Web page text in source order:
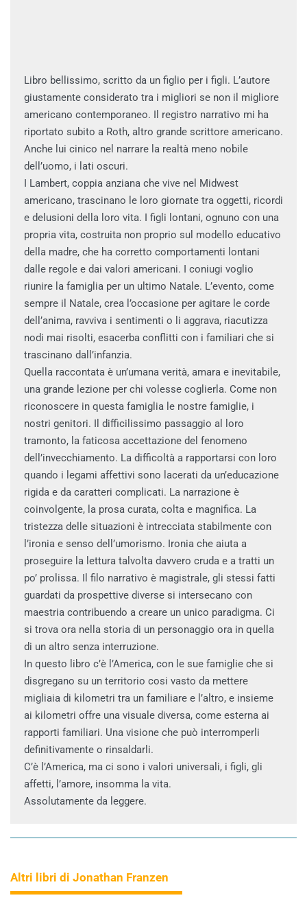
Libro bellissimo, scritto da un figlio per i figli. L’autore
giustamente considerato tra i migliori se non il migliore
americano contemporaneo. Il registro narrativo mi ha
riportato subito a Roth, altro grande scrittore americano.
Anche lui cinico nel narrare la realtà meno nobile
dell’uomo, i lati oscuri.
I Lambert, coppia anziana che vive nel Midwest
americano, trascinano le loro giornate tra oggetti, ricordi
e delusioni della loro vita. I figli lontani, ognuno con una
propria vita, costruita non proprio sul modello educativo
della madre, che ha corretto comportamenti lontani
dalle regole e dai valori americani. I coniugi voglio
riunire la famiglia per un ultimo Natale. L’evento, come
sempre il Natale, crea l’occasione per agitare le corde
dell’anima, ravviva i sentimenti o li aggrava, riacutizza
nodi mai risolti, esacerba conflitti con i familiari che si
trascinano dall’infanzia.
Quella raccontata è un’umana verità, amara e inevitabile,
una grande lezione per chi volesse coglierla. Come non
riconoscere in questa famiglia le nostre famiglie, i
nostri genitori. Il difficilissimo passaggio al loro
tramonto, la faticosa accettazione del fenomeno
dell’invecchiamento. La difficoltà a rapportarsi con loro
quando i legami affettivi sono lacerati da un’educazione
rigida e da caratteri complicati. La narrazione è
coinvolgente, la prosa curata, colta e magnifica. La
tristezza delle situazioni è intrecciata stabilmente con
l’ironia e senso dell’umorismo. Ironia che aiuta a
proseguire la lettura talvolta davvero cruda e a tratti un
po’ prolissa. Il filo narrativo è magistrale, gli stessi fatti
guardati da prospettive diverse si intersecano con
maestria contribuendo a creare un unico paradigma. Ci
si trova ora nella storia di un personaggio ora in quella
di un altro senza interruzione.
In questo libro c’è l’America, con le sue famiglie che si
disgregano su un territorio cosi vasto da mettere
migliaia di kilometri tra un familiare e l’altro, e insieme
ai kilometri offre una visuale diversa, come esterna ai
rapporti familiari. Una visione che può interromperli
definitivamente o rinsaldarli.
C’è l’America, ma ci sono i valori universali, i figli, gli
affetti, l’amore, insomma la vita.
Assolutamente da leggere.
Altri libri di Jonathan Franzen